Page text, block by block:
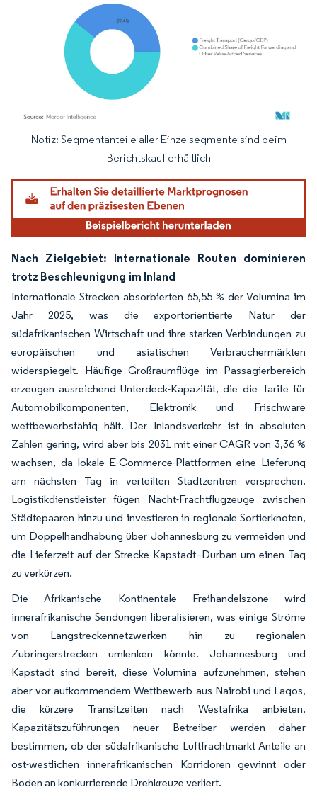
Bild © Mordor Intelligence. Wiederverwendung erfordert Namensnennung
Notiz: Segmentanteile aller Einzelsegmente sind beim
Berichtskauf erhältlich
Nach Zielgebiet: Internationale Routen dominieren
trotz Beschleunigung im Inland
Internationale Strecken absorbierten 65,55 % der Volumina im
Jahr 2025, was die exportorientierte Natur der
südafrikanischen Wirtschaft und ihre starken Verbindungen zu
europäischen und asiatischen Verbrauchermärkten
widerspiegelt. Häufige Großraumflüge im Passagierbereich
erzeugen ausreichend Unterdeck-Kapazität, die die Tarife für
Automobilkomponenten, Elektronik und Frischware
wettbewerbsfähig hält. Der Inlandsverkehr ist in absoluten
Zahlen gering, wird aber bis 2031 mit einer CAGR von 3,36 %
wachsen, da lokale E-Commerce-Plattformen eine Lieferung
am nächsten Tag in verteilten Stadtzentren versprechen.
Logistikdienstleister fügen Nacht-Frachtflugzeuge zwischen
Städtepaaren hinzu und investieren in regionale Sortierknoten,
um Doppelhandhabung über Johannesburg zu vermeiden und
die Lieferzeit auf der Strecke Kapstadt–Durban um einen Tag
zu verkürzen.
Die Afrikanische Kontinentale Freihandelszone wird
innerafrikanische Sendungen liberalisieren, was einige Ströme
von Langstreckennetzwerken hin zu regionalen
Zubringerstrecken umlenken könnte. Johannesburg und
Kapstadt sind bereit, diese Volumina aufzunehmen, stehen
aber vor aufkommendem Wettbewerb aus Nairobi und Lagos,
die kürzere Transitzeiten nach Westafrika anbieten.
Kapazitätszuführungen neuer Betreiber werden daher
bestimmen, ob der südafrikanische Luftfrachtmarkt Anteile an
ost-westlichen innerafrikanischen Korridoren gewinnt oder
Boden an konkurrierende Drehkreuze verliert.